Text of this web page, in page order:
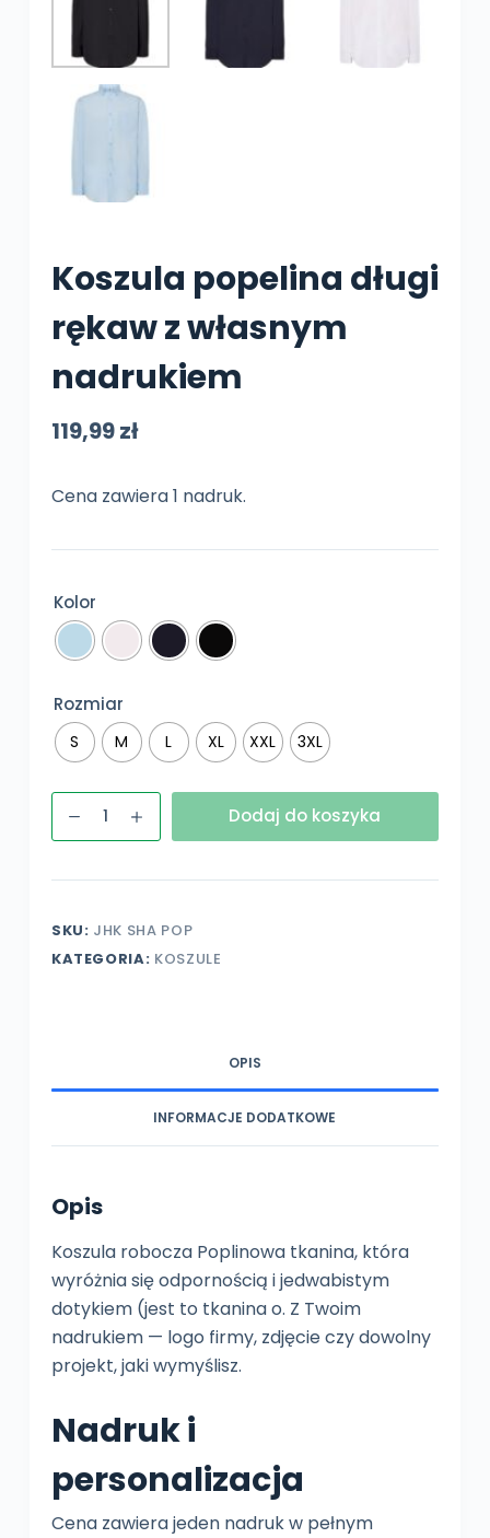
Koszula popelina długi
rękaw z własnym
nadrukiem
119,99zł
Cena zawiera 1 nadruk.
Kolor
Rozmiar
S M L XL XXL 3XL
ilość
Koszula
długi
z
własnym
Dodaj do koszyka
SKU: JHK SHA POP
KATEGORIA: KOSZULE
OPIS
INFORMACJE DODATKOWE
Opis
Koszula robocza Poplinowa tkanina, która
wyróżnia się odpornością i jedwabistym
dotykiem (jest to tkanina o. Z Twoim
nadrukiem — logo firmy, zdjęcie czy dowolny
projekt, jaki wymyślisz.
Nadruk i
personalizacja
Cena zawiera jeden nadruk w pełnym